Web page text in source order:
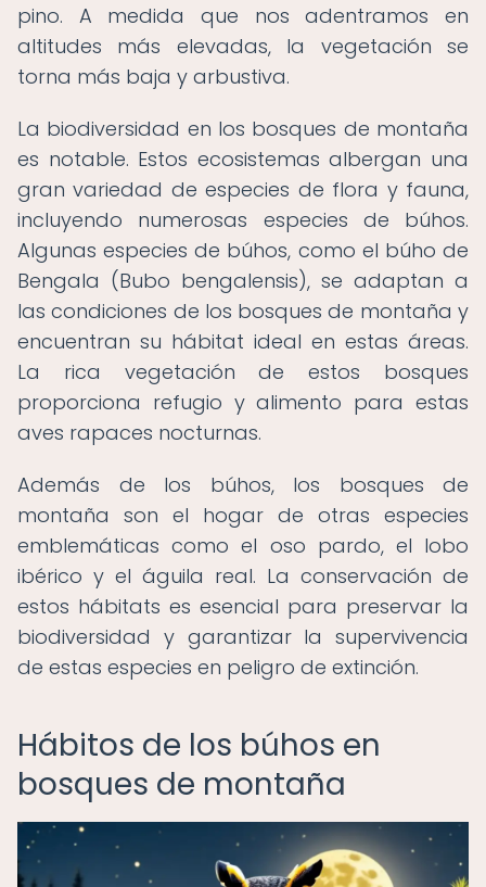
pino. A medida que nos adentramos en
altitudes más elevadas, la vegetación se
torna más baja y arbustiva.
La biodiversidad en los bosques de montaña
es notable. Estos ecosistemas albergan una
gran variedad de especies de flora y fauna,
incluyendo numerosas especies de búhos.
Algunas especies de búhos, como el búho de
Bengala (Bubo bengalensis), se adaptan a
las condiciones de los bosques de montaña y
encuentran su hábitat ideal en estas áreas.
La rica vegetación de estos bosques
proporciona refugio y alimento para estas
aves rapaces nocturnas.
Además de los búhos, los bosques de
montaña son el hogar de otras especies
emblemáticas como el oso pardo, el lobo
ibérico y el águila real. La conservación de
estos hábitats es esencial para preservar la
biodiversidad y garantizar la supervivencia
de estas especies en peligro de extinción.
Hábitos de los búhos en
bosques de montaña